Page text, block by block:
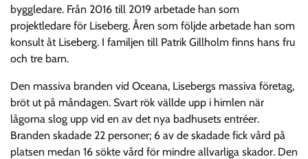
byggledare. Från 2016 till 2019 arbetade han som
projektledare för Liseberg. Åren som följde arbetade han som
konsult åt Liseberg. I familjen till Patrik Gillholm finns hans fru
och tre barn.
Den massiva branden vid Oceana, Lisebergs massiva företag,
bröt ut på måndagen. Svart rök vällde upp i himlen när
lågorna slog upp vid en av det nya badhusets entréer.
Branden skadade 22 personer; 6 av de skadade fick vård på
platsen medan 16 sökte vård för mindre allvarliga skador. Den